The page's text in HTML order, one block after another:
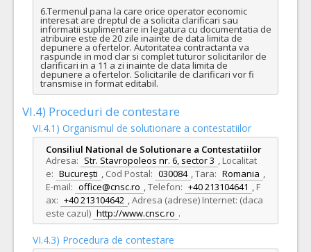
6.Termenul pana la care orice operator economic
interesat are dreptul de a solicita clarificari sau
informatii suplimentare in legatura cu documentatia de
atribuire este de 20 zile inainte de data limita de
depunere a ofertelor. Autoritatea contractanta va
raspunde in mod clar si complet tuturor solicitarilor de
clarificari in a 11 a zi inainte de data limita de
depunere a ofertelor. Solicitarile de clarificari vor fi
transmise in format editabil.
VI.4) Proceduri de contestare
VI.4.1) Organismul de solutionare a contestatiilor
Consiliul National de Solutionare a Contestatiilor
Adresa: Str. Stavropoleos nr. 6, sector 3 , Localitat
e: București , Cod Postal: 030084 ,Tara: Romania ,
E-mail: office@cnsc.ro ,Telefon: +40 213104641 , F
ax: +40 213104642 ,Adresa (adrese) Internet: (daca
este cazul) http://www.cnsc.ro .
VI.4.3) Procedura de contestare